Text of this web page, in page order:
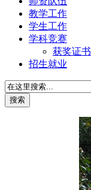
教学工作
学生工作
学科竞赛
获奖证书
招生就业